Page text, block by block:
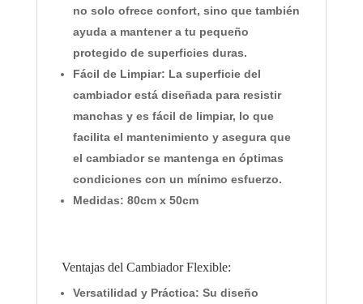
no solo ofrece confort, sino que también
ayuda a mantener a tu pequeño
protegido de superficies duras.
Fácil de Limpiar: La superficie del
cambiador está diseñada para resistir
manchas y es fácil de limpiar, lo que
facilita el mantenimiento y asegura que
el cambiador se mantenga en óptimas
condiciones con un mínimo esfuerzo.
Medidas: 80cm x 50cm
Ventajas del Cambiador Flexible:
Versatilidad y Práctica: Su diseño